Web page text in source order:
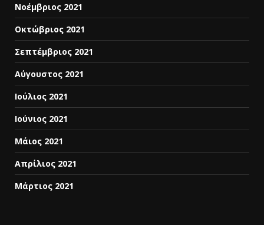
Νοέμβριος 2021
Οκτώβριος 2021
Σεπτέμβριος 2021
Αύγουστος 2021
Ιούλιος 2021
Ιούνιος 2021
Μάιος 2021
Απρίλιος 2021
Μάρτιος 2021